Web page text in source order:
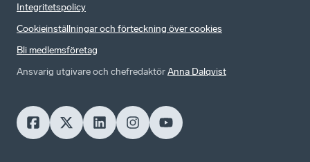
Integritetspolicy
Cookieinställningar och förteckning över cookies
Bli medlemsföretag
Ansvarig utgivare och chefredaktörAnna Dalqvist